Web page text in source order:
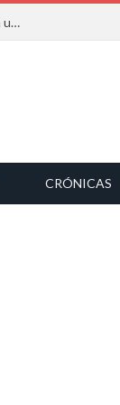
Mucho Flow alarga leque de convidados com 8 performances (e há uma saída)
CRÓNICAS